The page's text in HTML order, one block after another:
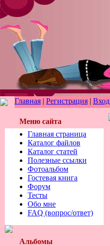
Главная | Регистрация | Вход
Меню сайта
Главная страница
Каталог файлов
Каталог статей
Полезные ссылки
Фотоальбом
Гостевая книга
Форум
Тесты
Обо мне
FAQ (вопрос/ответ)
Альбомы